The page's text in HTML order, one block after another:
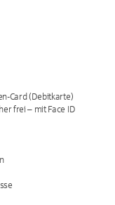
Card (Debitkarte)
frei – mit Face ID